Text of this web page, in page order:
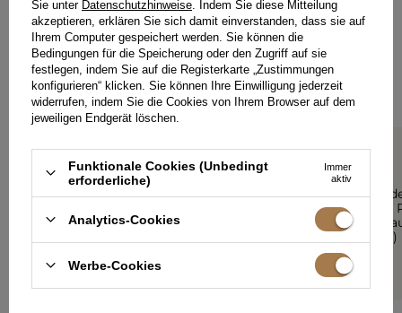
MIT ANDEREN
Jede Meinung hilft anderen Kundinnen bei der Auswahl.
Wenn Sie dieses Modell getragen haben, teilen Sie bitte Ihre
Eindrücke mit - jedes Detail zähltal.
5/5
DER ATEMBERAUBENDE
DIESEM KLEID
ANONIM
5/5
Kleid
schöner in
was Sie
die Büste :)
ANONIM
Sie unter Datenschutzhinweise . Indem Sie diese Mitteilung
akzeptieren, erklären Sie sich damit einverstanden, dass sie auf
Ihrem Computer gespeichert werden. Sie können die
Bedingungen für die Speicherung oder den Zugriff auf sie
festlegen, indem Sie auf die Registerkarte „Zustimmungen
konfigurieren“ klicken. Sie können Ihre Einwilligung jederzeit
widerrufen, indem Sie die Cookies von Ihrem Browser auf dem
jeweiligen Endgerät löschen.
Funktionale Cookies (Unbedingt
erforderliche)
Immer
aktiv
Analytics-Cookies
Werbe-Cookies